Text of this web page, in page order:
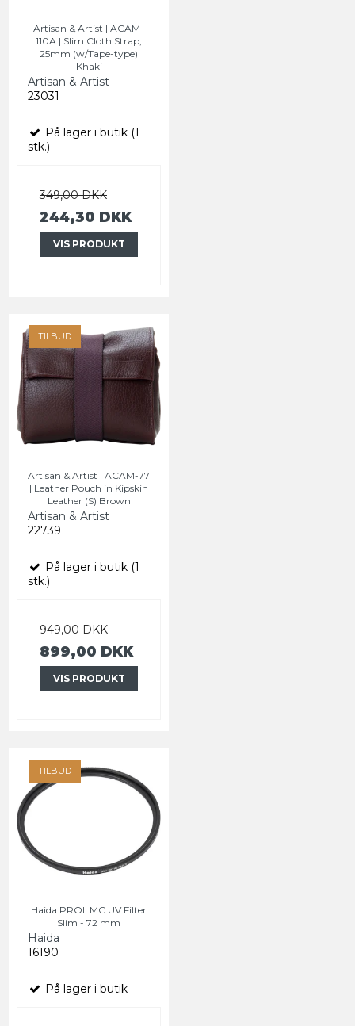
Artisan & Artist | ACAM-
110A | Slim Cloth Strap,
25mm (w/Tape-type)
Khaki
Artisan & Artist
23031
På lager i butik (1
stk.)
349,00 DKK
244,30 DKK
VIS PRODUKT
TILBUD
Artisan & Artist | ACAM-77
| Leather Pouch in Kipskin
Leather (S) Brown
Artisan & Artist
22739
På lager i butik (1
stk.)
949,00 DKK
899,00 DKK
VIS PRODUKT
TILBUD
Haida PROII MC UV Filter
Slim - 72 mm
Haida
16190
På lager i butik